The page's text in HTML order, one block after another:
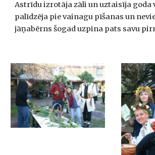
Astrīdu izrotāja zāli un uztaisīja goda
palīdzēja pie vainagu pīšanas un
jāņabērns šogad uzpina pats savu